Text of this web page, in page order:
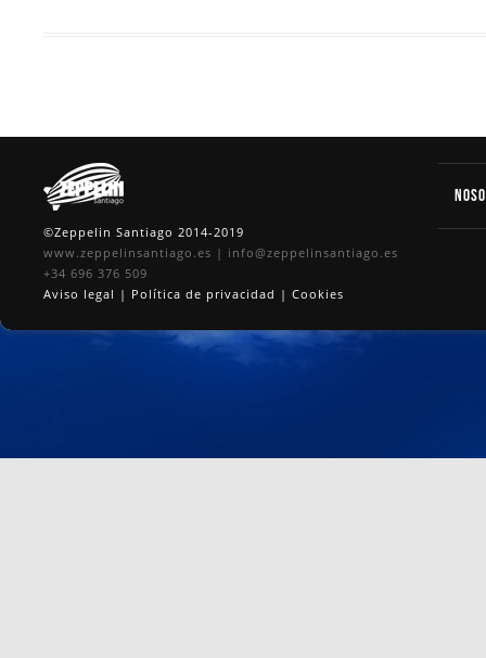
©Zeppelin Santiago 2014-2019
www.zeppelinsantiago.es | info@zeppelinsantiago.es
+34 696 376 509
Aviso legal | Política de privacidad | Cookies